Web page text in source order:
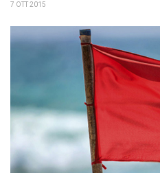
7 OTT 2015